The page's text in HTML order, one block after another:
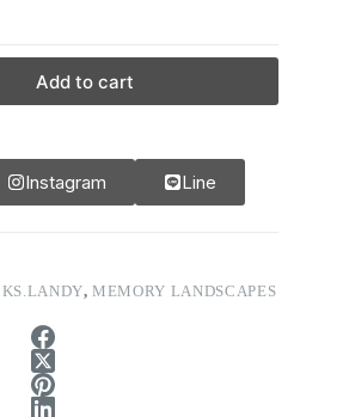
Add to cart
Instagram Line
KS.LANDY,MEMORY LANDSCAPES